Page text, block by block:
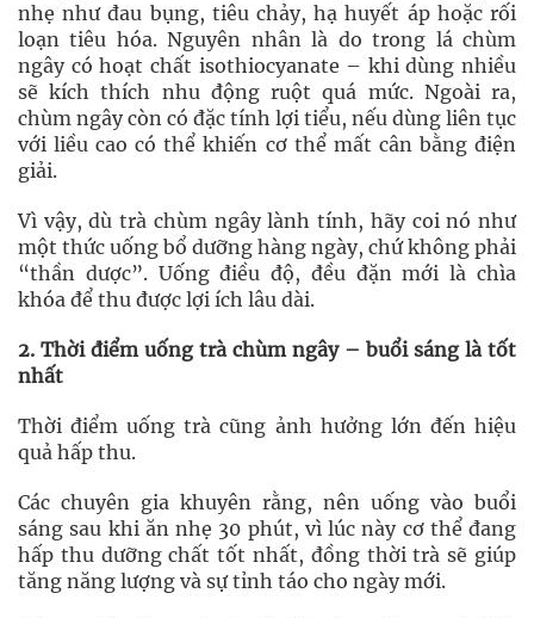
nhẹ như đau bụng, tiêu chảy, hạ huyết áp hoặc rối
loạn tiêu hóa. Nguyên nhân là do trong lá chùm
ngây có hoạt chất isothiocyanate – khi dùng nhiều
sẽ kích thích nhu động ruột quá mức. Ngoài ra,
chùm ngây còn có đặc tính lợi tiểu, nếu dùng liên tục
với liều cao có thể khiến cơ thể mất cân bằng điện
giải.
Vì vậy, dù trà chùm ngây lành tính, hãy coi nó như
một thức uống bổ dưỡng hàng ngày, chứ không phải
“thần dược”. Uống điều độ, đều đặn mới là chìa
khóa để thu được lợi ích lâu dài.
2. Thời điểm uống trà chùm ngây – buổi sáng là tốt
nhất
Thời điểm uống trà cũng ảnh hưởng lớn đến hiệu
quả hấp thu.
Các chuyên gia khuyên rằng, nên uống vào buổi
sáng sau khi ăn nhẹ 30 phút, vì lúc này cơ thể đang
hấp thu dưỡng chất tốt nhất, đồng thời trà sẽ giúp
tăng năng lượng và sự tỉnh táo cho ngày mới.